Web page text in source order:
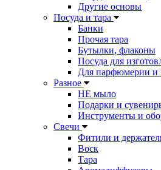
Другие основы
Посуда и тара
Банки
Прочая тара
Бутылки, флаконы
Посуда для
Для парфюмерии и
Разное
НЕ мыло
Подарки и
Инструменты и
Свечи
Фитили и
Воск
Тара